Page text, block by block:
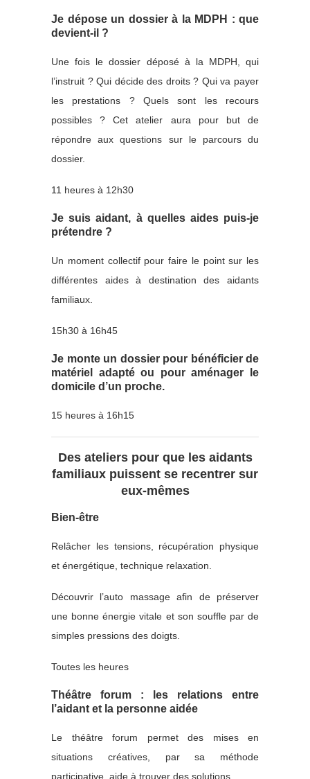
Je dépose un dossier à la MDPH : que
devient-il ?
Une fois le dossier déposé à la MDPH, qui
l’instruit ? Qui décide des droits ? Qui va payer
les prestations ? Quels sont les recours
possibles ? Cet atelier aura pour but de
répondre aux questions sur le parcours du
dossier.
11 heures à 12h30
Je suis aidant, à quelles aides puis-je
prétendre ?
Un moment collectif pour faire le point sur les
différentes aides à destination des aidants
familiaux.
15h30 à 16h45
Je monte un dossier pour bénéficier de
matériel adapté ou pour aménager le
domicile d’un proche.
15 heures à 16h15
Des ateliers pour que les aidants
familiaux puissent se recentrer sur
eux-mêmes
Bien-être
Relâcher les tensions, récupération physique
et énergétique, technique relaxation.
Découvrir l’auto massage afin de préserver
une bonne énergie vitale et son souffle par de
simples pressions des doigts.
Toutes les heures
Théâtre forum : les relations entre
l’aidant et la personne aidée
Le théâtre forum permet des mises en
situations créatives, par sa méthode
participative, aide à trouver des solutions.